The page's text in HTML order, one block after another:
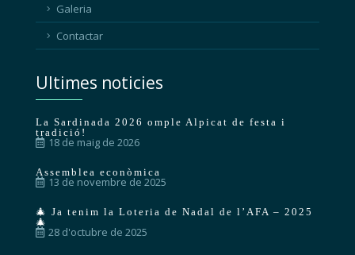
Galeria
Contactar
Ultimes noticies
La Sardinada 2026 omple Alpicat de festa i
tradició!
18 de maig de 2026
Assemblea econòmica
13 de novembre de 2025
🎄 Ja tenim la Loteria de Nadal de l’AFA – 2025
🎄
28 d'octubre de 2025